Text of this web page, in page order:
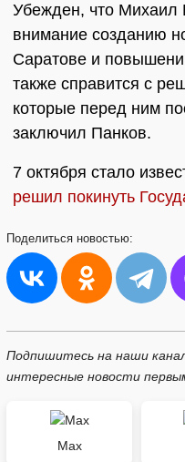
Убежден, что Михаил
внимание созданию
Саратове и
также справится с
которые перед ним
заключил Панков.
7 октября стало
решил покинуть
Поделиться новостью:
Подпишитесь на наши
интересные новости
Max